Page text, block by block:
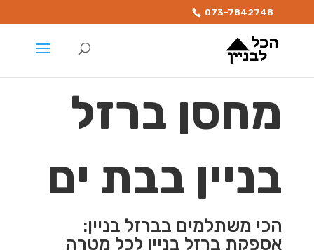
073-7842748
מחסן ברזל
בניין בבת ים
הכי משתלמים בברזל בניין:
אספקת ברזל בניין לכל מטרה